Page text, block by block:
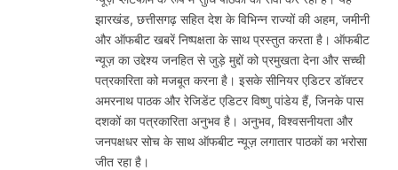
झारखंड, छत्तीसगढ़ सहित देश के विभिन्न राज्यों की अहम, जमीनी
और ऑफबीट खबरें निष्पक्षता के साथ प्रस्तुत करता है। ऑफबीट
न्यूज़ का उद्देश्य जनहित से जुड़े मुद्दों को प्रमुखता देना और सच्ची
पत्रकारिता को मजबूत करना है। इसके सीनियर एडिटर डॉक्टर
अमरनाथ पाठक और रेजिडेंट एडिटर विष्णु पांडेय हैं, जिनके पास
दशकों का पत्रकारिता अनुभव है। अनुभव, विश्वसनीयता और
जनपक्षधर सोच के साथ ऑफबीट न्यूज़ लगातार पाठकों का भरोसा
जीत रहा है।